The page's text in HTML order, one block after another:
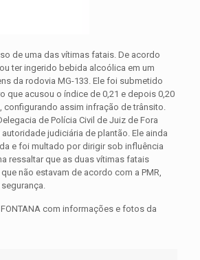
de uma das vítimas fatais. De acordo
ter ingerido bebida alcoólica em um
da rodovia MG-133. Ele foi submetido
que acusou o índice de 0,21 e depois 0,20
assim infração de trânsito.
de Polícia Civil de Juiz de Fora
judiciária de plantão. Ele ainda
e foi multado por dirigir sob influência
ressaltar que as duas vítimas fatais
não estavam de acordo com a PMR,
FONTANA com informações e fotos da